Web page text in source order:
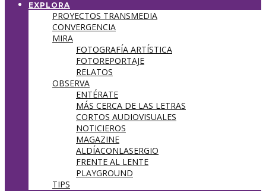
EXPLORA
PROYECTOS TRANSMEDIA
CONVERGENCIA
MIRA
FOTOGRAFÍA ARTÍSTICA
FOTOREPORTAJE
RELATOS
OBSERVA
ENTÉRATE
MÁS CERCA DE LAS LETRAS
CORTOS AUDIOVISUALES
NOTICIEROS
MAGAZINE
ALDÍACONLASERGIO
FRENTE AL LENTE
PLAYGROUND
TIPS